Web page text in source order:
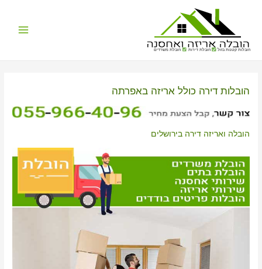
הובלות קטנות בזול הובלת דירות הובלת משרדים
הובלות דירה כולל אריזה באפרתה
הובלה ואריזה דירה בירושלים